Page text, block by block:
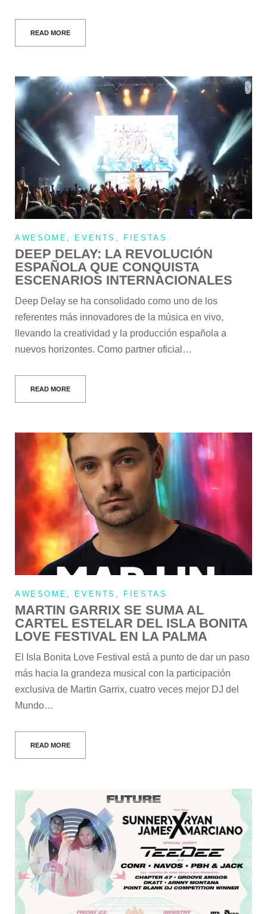
READ MORE
AWESOME EVENTS FIESTAS
DEEP DELAY: LA REVOLUCIÓN
ESPAÑOLA QUE CONQUISTA
ESCENARIOS INTERNACIONALES
Deep Delay se ha consolidado como uno de los
referentes más innovadores de la música en vivo,
llevando la creatividad y la producción española a
nuevos horizontes. Como partner oficial…
READ MORE
AWESOME EVENTS FIESTAS
MARTIN GARRIX SE SUMA AL
CARTEL ESTELAR DEL ISLA BONITA
LOVE FESTIVAL EN LA PALMA
El Isla Bonita Love Festival está a punto de dar un paso
más hacia la grandeza musical con la participación
exclusiva de Martin Garrix, cuatro veces mejor DJ del
Mundo…
READ MORE